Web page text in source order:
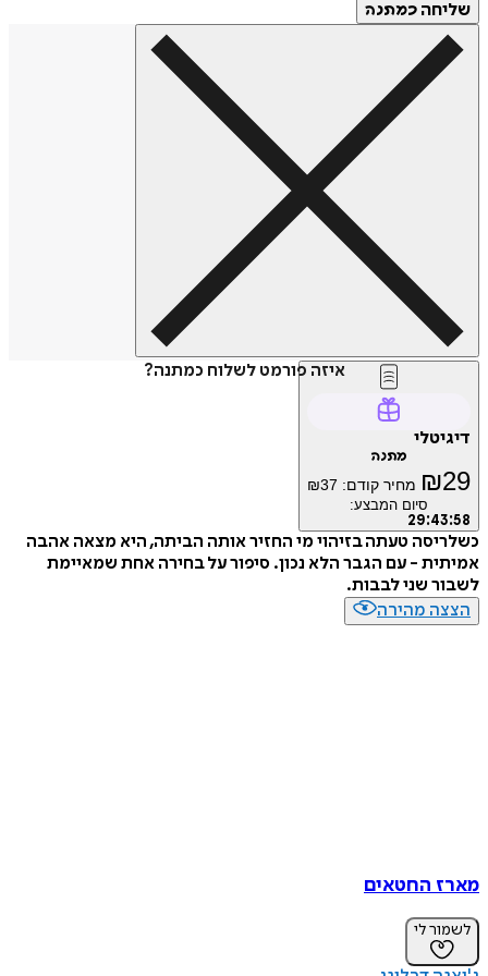
כמתנה
איזה פורמט לשלוח כמתנה?
₪ מחיר קודם: ₪37
סיום המבצע:
29
טעתה בזיהוי מי החזיר אותה הביתה, היא מצאה אהבה
- עם הגבר הלא נכון. סיפור על בחירה אחת שמאיימת
שני לבבות.
מהירה
החטאים
לי